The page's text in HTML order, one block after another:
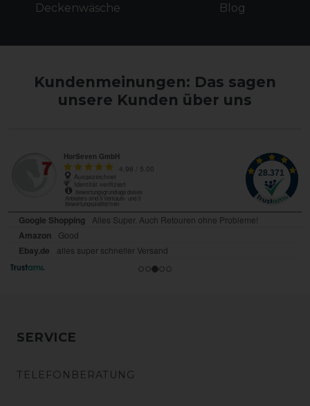
Deckenwäsche Blog
Kundenmeinungen: Das sagen
unsere Kunden über uns
SERVICE
TELEFONBERATUNG